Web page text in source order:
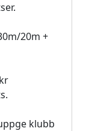
20m +
klubb